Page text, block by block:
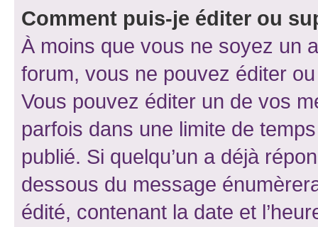
Comment puis-je éditer ou
À moins que vous ne soyez un
forum, vous ne pouvez éditer
Vous pouvez éditer un de vos
parfois dans une limite de
publié. Si quelqu’un a déjà
dessous du message
édité, contenant la date et